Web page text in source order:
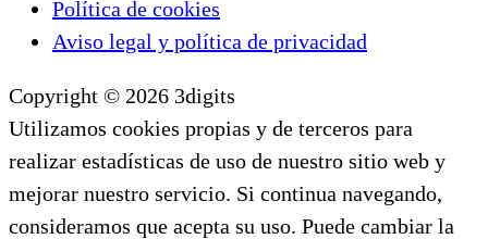
Política de cookies
Aviso legal y política de privacidad
Copyright © 2026 3digits
Utilizamos cookies propias y de terceros para
realizar estadísticas de uso de nuestro sitio web y
mejorar nuestro servicio. Si continua navegando,
consideramos que acepta su uso. Puede cambiar la